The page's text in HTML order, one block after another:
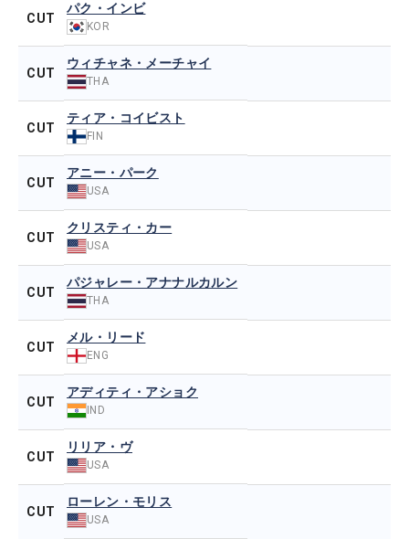
CUT
パク・インビ
KOR
CUT
ウィチャネ・メーチャイ
THA
CUT
ティア・コイビスト
FIN
CUT
アニー・パーク
USA
CUT
クリスティ・カー
USA
CUT
パジャレー・アナナルカルン
THA
CUT
メル・リード
ENG
CUT
アディティ・アショク
IND
CUT
リリア・ヴ
USA
CUT
ローレン・モリス
USA